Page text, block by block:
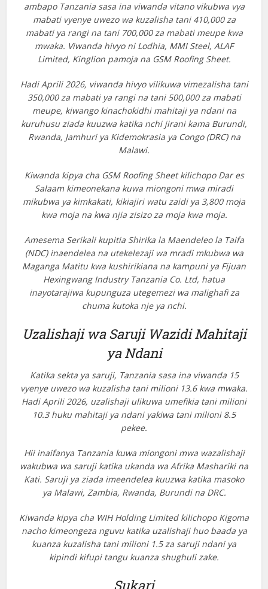
ambapo Tanzania sasa ina viwanda vitano vikubwa vya
mabati vyenye uwezo wa kuzalisha tani 410,000 za
mabati ya rangi na tani 700,000 za mabati meupe kwa
mwaka. Viwanda hivyo ni Lodhia, MMI Steel, ALAF
Limited, Kinglion pamoja na GSM Roofing Sheet.
Hadi Aprili 2026, viwanda hivyo vilikuwa vimezalisha tani
350,000 za mabati ya rangi na tani 500,000 za mabati
meupe, kiwango kinachokidhi mahitaji ya ndani na
kuruhusu ziada kuuzwa katika nchi jirani kama Burundi,
Rwanda, Jamhuri ya Kidemokrasia ya Congo (DRC) na
Malawi.
Kiwanda kipya cha GSM Roofing Sheet kilichopo Dar es
Salaam kimeonekana kuwa miongoni mwa miradi
mikubwa ya kimkakati, kikiajiri watu zaidi ya 3,800 moja
kwa moja na kwa njia zisizo za moja kwa moja.
Amesema Serikali kupitia Shirika la Maendeleo la Taifa
(NDC) inaendelea na utekelezaji wa mradi mkubwa wa
Maganga Matitu kwa kushirikiana na kampuni ya Fijuan
Hexingwang Industry Tanzania Co. Ltd, hatua
inayotarajiwa kupunguza utegemezi wa malighafi za
chuma kutoka nje ya nchi.
Uzalishaji wa Saruji Wazidi Mahitaji
ya Ndani
Katika sekta ya saruji, Tanzania sasa ina viwanda 15
vyenye uwezo wa kuzalisha tani milioni 13.6 kwa mwaka.
Hadi Aprili 2026, uzalishaji ulikuwa umefikia tani milioni
10.3 huku mahitaji ya ndani yakiwa tani milioni 8.5
pekee.
Hii inaifanya Tanzania kuwa miongoni mwa wazalishaji
wakubwa wa saruji katika ukanda wa Afrika Mashariki na
Kati. Saruji ya ziada imeendelea kuuzwa katika masoko
ya Malawi, Zambia, Rwanda, Burundi na DRC.
Kiwanda kipya cha WIH Holding Limited kilichopo Kigoma
nacho kimeongeza nguvu katika uzalishaji huo baada ya
kuanza kuzalisha tani milioni 1.5 za saruji ndani ya
kipindi kifupi tangu kuanza shughuli zake.
Sukari